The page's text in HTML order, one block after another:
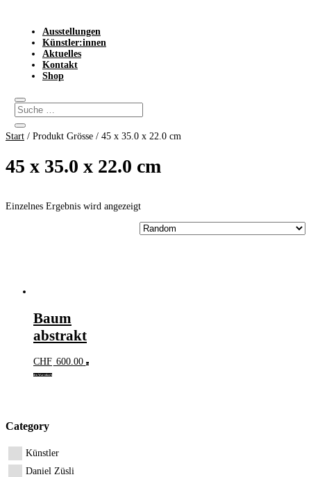
Ausstellungen
Künstler:innen
Aktuelles
Kontakt
Shop
Start / Produkt Grösse / 45 x 35.0 x 22.0 cm
45 x 35.0 x 22.0 cm
Einzelnes Ergebnis wird angezeigt
Baum
abstrakt
CHF 600.00 In
den Warenkorb
Category
Künstler
Daniel Züsli